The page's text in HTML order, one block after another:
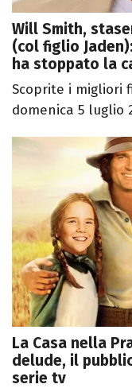
Will Smith,
(col figlio
ha stoppato la
Scoprite i migliori
domenica 5 luglio
La Casa nella
delude, il
serie tv